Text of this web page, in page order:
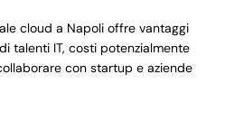
cloud a Napoli offre vantaggi
talenti IT, costi potenzialmente
con startup e aziende